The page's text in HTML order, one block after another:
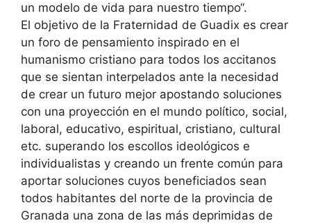
un modelo de vida para nuestro tiempo“.
El objetivo de la Fraternidad de Guadix es crear
un foro de pensamiento inspirado en el
humanismo cristiano para todos los accitanos
que se sientan interpelados ante la necesidad
de crear un futuro mejor apostando soluciones
con una proyección en el mundo político, social,
laboral, educativo, espiritual, cristiano, cultural
etc. superando los escollos ideológicos e
individualistas y creando un frente común para
aportar soluciones cuyos beneficiados sean
todos habitantes del norte de la provincia de
Granada una zona de las más deprimidas de